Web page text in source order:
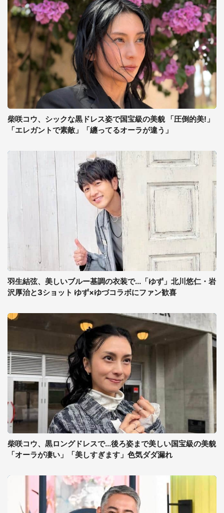
柴咲コウ、シックな黒ドレス姿で国宝級の美貌 「圧倒的美!」
「エレガントで素敵」「纏ってるオーラが違う」
羽生結弦、美しいブルー基調の衣装で...「ゆず」北川悠仁・岩
沢厚治と3ショット ゆず×ゆづコラボにファン歓喜
柴咲コウ、黒ロングドレスで...後ろ姿まで美しい国宝級の美貌
「オーラが凄い」「美しすぎます」色気ダダ漏れ